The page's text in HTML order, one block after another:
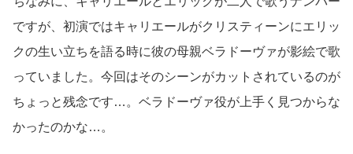
ですが、初演ではキャリエールがクリスティーンにエリッ
クの生い立ちを語る時に彼の母親ベラドーヴァが影絵で歌
っていました。今回はそのシーンがカットされているのが
ちょっと残念です…。ベラドーヴァ役が上手く見つからな
かったのかな…。